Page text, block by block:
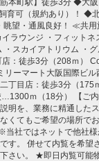
本町駅】徒歩3分 ◆大
育可（規約あり）！ ◆
眺望・通風良好！ ≪共
ラウンジ ・フィットネ
・スカイアトリウム ・
：徒歩3分（208ｍ）
リーマート大阪国際ビル
二丁目店：徒歩3分（
ｍ（18分） 【ご
明を、業務に精通した
くてもご希望の場所で
当社ではネットで他社
す。 併せて内覧を希望
さい。 ★即日内覧可能